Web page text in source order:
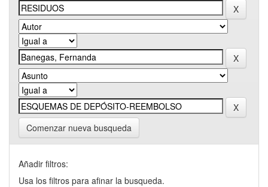
Comenzar nueva busqueda
Añadir filtros:
Usa los filtros para afinar la busqueda.